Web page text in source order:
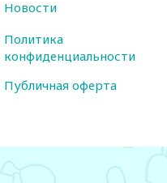
Новости
Политика
конфиденциальности
Публичная оферта